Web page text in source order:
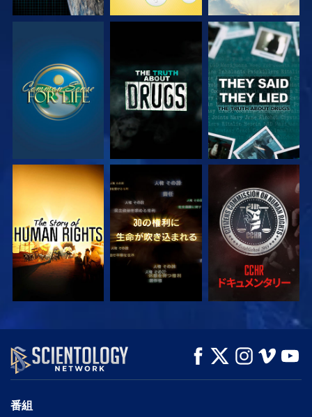
観る 観る 観る
観る 観る 観る
観る シリーズを探求
番組